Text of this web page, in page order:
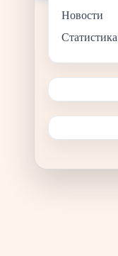
Новости
Статистика